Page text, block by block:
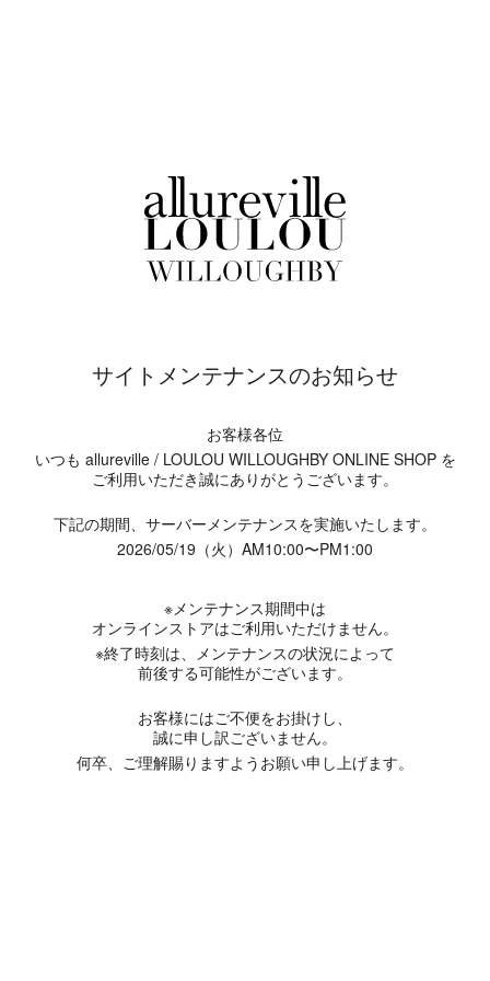
サイトメンテナンスのお知らせ
お客様各位
いつも allureville / LOULOU WILLOUGHBY ONLINE SHOP を
ご利用いただき誠にありがとうございます。
下記の期間、サーバーメンテナンスを実施いたします。
2026/05/19（火）AM10:00〜PM1:00
※メンテナンス期間中は
オンラインストアはご利用いただけません。
※終了時刻は、メンテナンスの状況によって
前後する可能性がございます。
お客様にはご不便をお掛けし、
誠に申し訳ございません。
何卒、ご理解賜りますようお願い申し上げます。